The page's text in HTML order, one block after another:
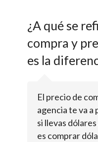
¿A qué se
compra y
es la
El precio de
agencia te va a
si llevas
es comprar